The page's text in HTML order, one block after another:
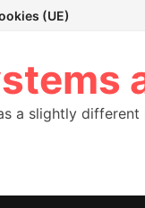
(UE)
a slightly